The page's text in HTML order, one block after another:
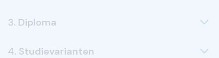
3. Diploma
4. Studievarianten